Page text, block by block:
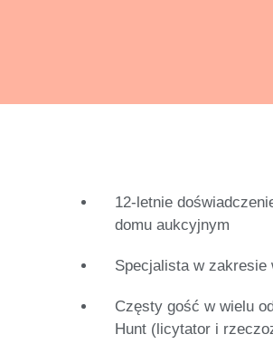
12-letnie
domu aukcyjnym
Specjalista w zakresie
Częsty gość w wielu
Hunt (licytator i